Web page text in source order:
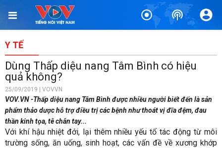
Y TẾ
Dùng Thấp diệu nang Tâm Bình có hiệu
quả không?
25/09/2019 | VOVVN
VOV.VN -Thấp diệu nang Tâm Bình được nhiều người biết đến là sản
phẩm thảo dược hỗ trợ điều trị các bệnh như thoát vị đĩa đệm, đau
thần kinh tọa, tê chân tay...
Với khí hậu nhiệt đới, lại thêm nhiều yếu tố tác động từ môi
trường sống, ăn uống, sinh hoạt, các vấn đề về xương khớp